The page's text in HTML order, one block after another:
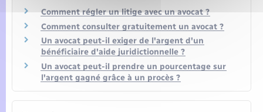
Comment régler un litige avec un avocat ?
Comment consulter gratuitement un avocat ?
Un avocat peut-il exiger de l'argent d'un
bénéficiaire d'aide juridictionnelle ?
Un avocat peut-il prendre un pourcentage sur
l'argent gagné grâce à un procès ?